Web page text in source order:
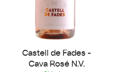
Castell de Fades -
Cava Rosé N.V.